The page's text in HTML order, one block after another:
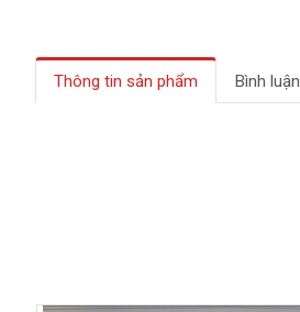
Thông tin sản phẩm Bình luận